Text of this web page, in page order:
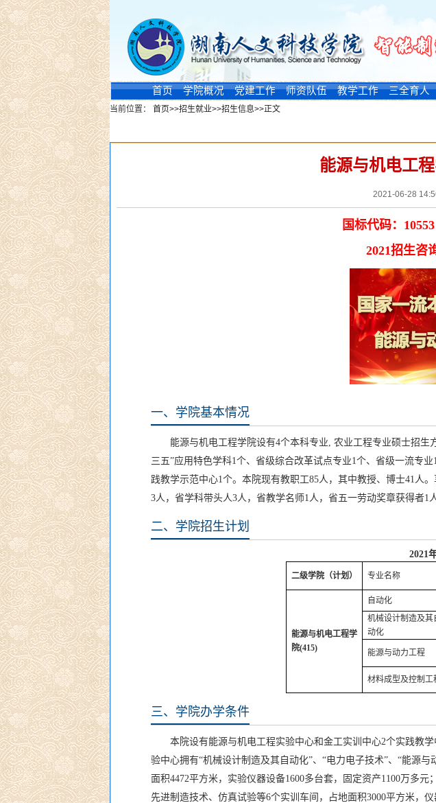
首页 学院概况 党建工作 师资队伍 教学工作 三全育人
当前位置： 首页>>招生就业>>招生信息>>正文
能源与机电工
2021-06-28
国标代码：
2021招生咨
一、学院基本情况
能源与机电工程学院设有4个本科专业, 农业工程专业硕士招
三五”应用特色学科1个、省级综合改革试点专业1个、省级一流专
践教学示范中心1个。本院现有教职工85人，其中教授、博士41人
3人，省学科带头人3人，省教学名师1人，省五一劳动奖章获得者1
二、学院招生计划
2021
二级学院（计划） 专业名称
能源与机电工程学
院(415)
自动化
机械设计制造及其
动化
能源与动力工程
材料成型及控制工
三、学院办学条件
本院设有能源与机电工程实验中心和金工实训中心2个实践教
验中心拥有“机械设计制造及其自动化”、“电力电子技术”、“能源
面积4472平方米，实验仪器设备1600多台套，固定资产1100万多
先进制造技术、仿真试验等6个实训车间，占地面积3000平方米，